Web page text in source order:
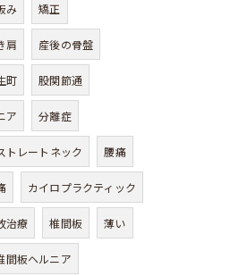
み 矯正
肩 産後の骨盤
町 股関節通
ア 分離症
トレートネック 腰痛
カイロプラクティック
治療 椎間板 薄い
間板ヘルニア